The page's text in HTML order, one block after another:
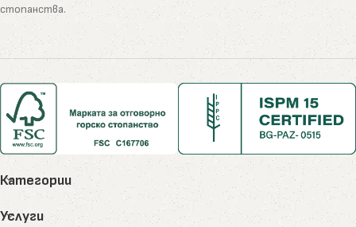
стопанства.
Категории
Услуги